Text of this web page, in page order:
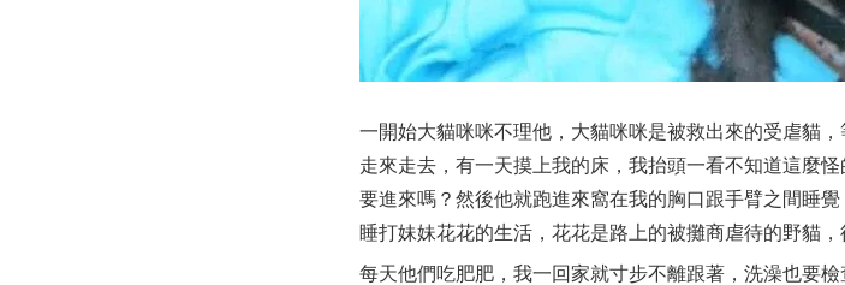
一開始大貓咪咪不理他，大貓咪咪是被救出來的受虐貓
走來走去，有一天摸上我的床，我抬頭一看不知道這麼
要進來嗎？ 然後他就跑進來窩在我的胸口跟手臂之間睡覺
睡打妹妹花花的生活， 花花是路上的被攤商虐待的野貓，
每天他們吃肥肥，我一回家就寸步不離跟著，洗澡也要